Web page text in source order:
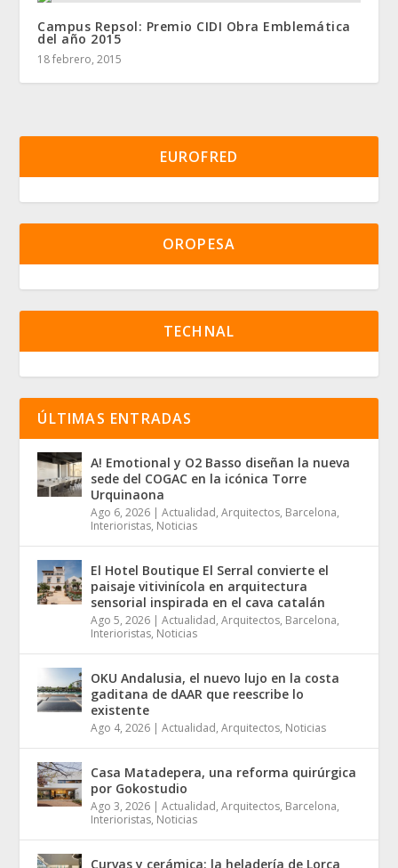
Campus Repsol: Premio CIDI Obra Emblemática
del año 2015
18 febrero, 2015
EUROFRED
OROPESA
TECHNAL
ÚLTIMAS ENTRADAS
A! Emotional y O2 Basso diseñan la nueva
sede del COGAC en la icónica Torre
Urquinaona
Ago 6, 2026 |Actualidad,Arquitectos, Barcelona,
Interioristas, Noticias
El Hotel Boutique El Serral convierte el
paisaje vitivinícola en arquitectura
sensorial inspirada en el cava catalán
Ago 5, 2026 |Actualidad,Arquitectos, Barcelona,
Interioristas, Noticias
OKU Andalusia, el nuevo lujo en la costa
gaditana de dAAR que reescribe lo
existente
Ago 4, 2026 |Actualidad,Arquitectos, Noticias
Casa Matadepera, una reforma quirúrgica
por Gokostudio
Ago 3, 2026 |Actualidad,Arquitectos, Barcelona,
Interioristas, Noticias
Curvas y cerámica: la heladería de Lorca